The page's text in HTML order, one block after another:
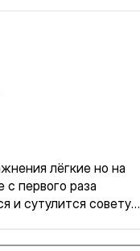
лёгкие но на
первого раза
и сутулится советую.